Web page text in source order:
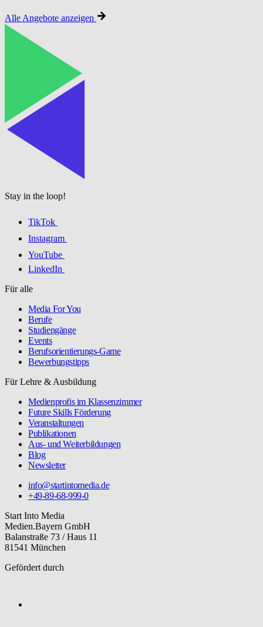
Alle Angebote anzeigen
Stay in the loop!
TikTok
Instagram
YouTube
LinkedIn
Für alle
Media For You
Berufe
Studiengänge
Events
Berufsorientierungs-Game
Bewerbungstipps
Für Lehre & Ausbildung
Medienprofis im Klassenzimmer
Future Skills Förderung
Veranstaltungen
Publikationen
Aus- und Weiterbildungen
Blog
Newsletter
info@startintomedia.de
+49-89-68-999-0
Start Into Media
Medien.Bayern GmbH
Balanstraße 73 / Haus 11
81541 München
Gefördert durch